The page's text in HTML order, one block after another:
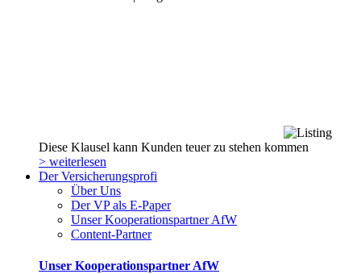
Diese Klausel kann Kunden teuer zu stehen kommen
> weiterlesen
Der Versicherungsprofi
Über Uns
Der VP als E-Paper
Unser Kooperationspartner AfW
Content-Partner
Unser Kooperationspartner AfW